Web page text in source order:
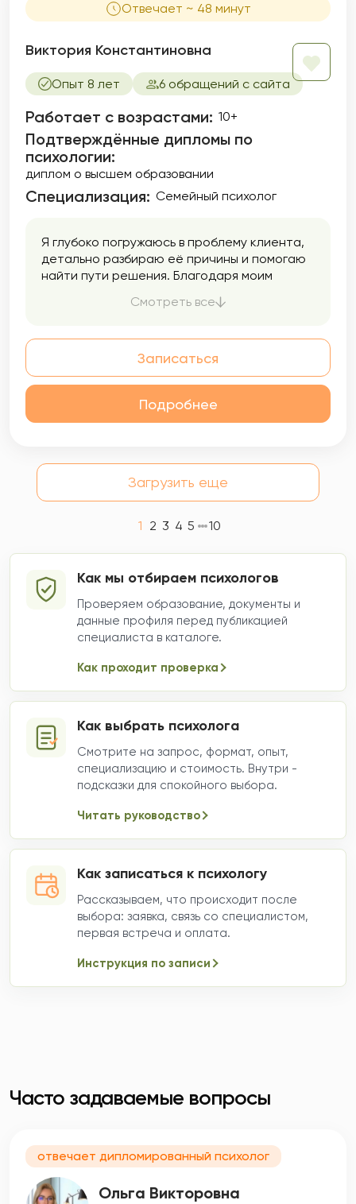
Отвечает ~ 48 минут
Виктория Константиновна
Опыт 8 лет 6 обращений с сайта
Работает с возрастами: 10+
Подтверждённые дипломы по
психологии:
диплом о высшем образовании
Специализация: Семейный психолог
Я глубоко погружаюсь в проблему клиента,
детально разбираю её причины и помогаю
найти пути решения. Благодаря моим
управлению собственными чувствами и
потребности и эффективно реализовывать
желания. Со мной вы сможете освободиться
от груза прошлого и начать новую жизнь
Смотреть все
Записаться
Подробнее
Загрузить еще
1 2 3 4 5 10
Как мы отбираем психологов
Проверяем образование, документы и
данные профиля перед публикацией
специалиста в каталоге.
Как проходит проверка
Как выбрать психолога
Смотрите на запрос, формат, опыт,
специализацию и стоимость. Внутри -
подсказки для спокойного выбора.
Читать руководство
Как записаться к психологу
Рассказываем, что происходит после
выбора: заявка, связь со специалистом,
первая встреча и оплата.
Инструкция по записи
Часто задаваемые вопросы
отвечает дипломированный психолог
Ольга Викторовна